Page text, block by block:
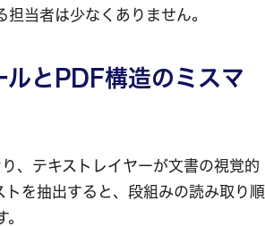
当者は少なくありません。
ルとPDF構造のミスマ
、テキストレイヤーが文書の視覚的
を抽出すると、段組みの読み取り順